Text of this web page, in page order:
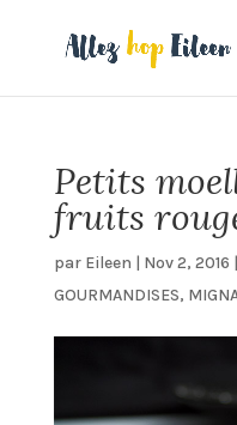
Petits
fruits
par Eileen | Nov 2, 2016 |
GOURMANDISES,